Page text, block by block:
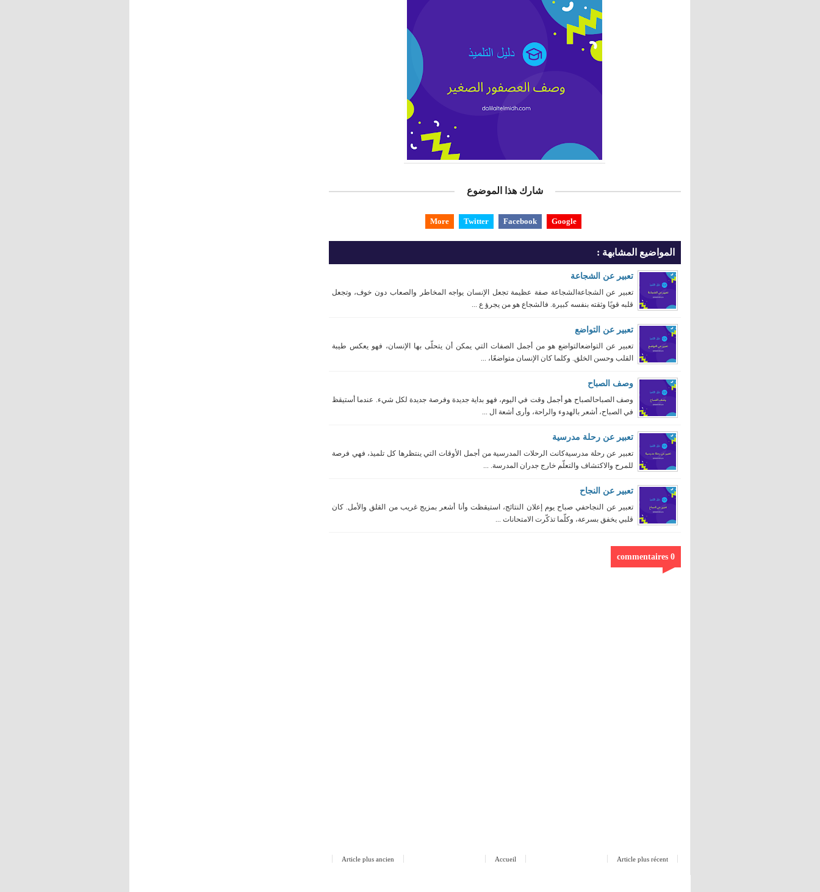
شارك هذا الموضوع
Google
Facebook
Twitter
More
المواضيع المشابهة :
تعبير عن الشجاعة
تعبير عن الشجاعةالشجاعة صفة عظيمة تجعل الإنسان يواجه المخاطر والصعاب دون خوف، وتجعل
قلبه قويًا وثقته بنفسه كبيرة. فالشجاع هو من يجرؤ ع ...
تعبير عن التواضع
تعبير عن التواضعالتواضع هو من أجمل الصفات التي يمكن أن يتحلّى بها الإنسان، فهو يعكس طيبة
القلب وحسن الخلق. وكلما كان الإنسان متواضعًا، ...
وصف الصباح
وصف الصباحالصباح هو أجمل وقت في اليوم، فهو بداية جديدة وفرصة جديدة لكل شيء. عندما أستيقظ
في الصباح، أشعر بالهدوء والراحة، وأرى أشعة ال ...
تعبير عن رحلة مدرسية
تعبير عن رحلة مدرسيةكانت الرحلات المدرسية من أجمل الأوقات التي ينتظرها كل تلميذ، فهي فرصة
للمرح والاكتشاف والتعلّم خارج جدران المدرسة. ...
تعبير عن النجاح
تعبير عن النجاحفي صباح يوم إعلان النتائج، استيقظت وأنا أشعر بمزيج غريب من القلق والأمل. كان
قلبي يخفق بسرعة، وكلّما تذكّرت الامتحانات ...
0 commentaires
Article plus récent
Article plus ancien Accueil